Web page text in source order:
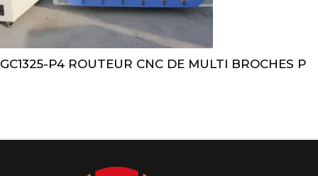
GC1325-P4 ROUTEUR CNC DE MULTI BROCHES P